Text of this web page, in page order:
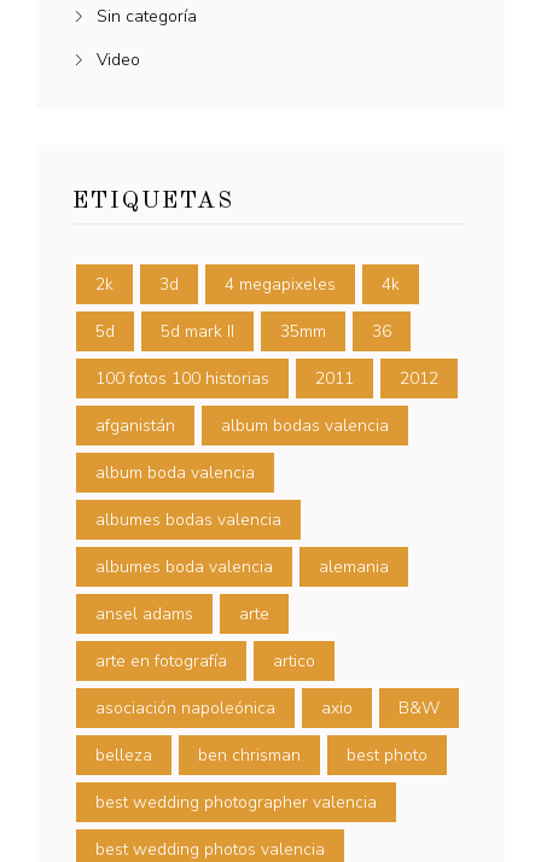
Sin categoría
Video
ETIQUETAS
2k 3d 4 megapixeles 4k
5d 5d mark II 35mm 36
100 fotos 100 historias 2011 2012
afganistán album bodas valencia
album boda valencia
albumes bodas valencia
albumes boda valencia alemania
ansel adams arte
arte en fotografía artico
asociación napoleónica axio B&W
belleza ben chrisman best photo
best wedding photographer valencia
best wedding photos valencia